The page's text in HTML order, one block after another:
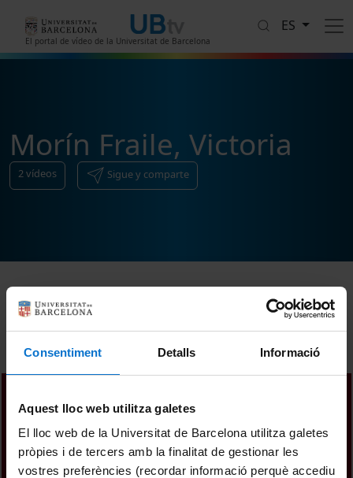
Consentiment Detalls Informació
Aquest lloc web utilitza galetes
El lloc web de la Universitat de Barcelona utilitza galetes
pròpies i de tercers amb la finalitat de gestionar les
vostres preferències (recordar informació perquè accediu
El portal de vídeo de la Universitat de Barcelona
ES
Morín Fraile, Victoria
2vídeos Sigue y comparte
Ordenar